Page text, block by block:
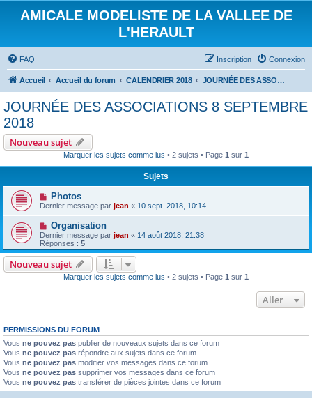
AMICALE MODELISTE DE LA VALLEE DE
L'HERAULT
FAQ Connexion
Inscription
Accueil Accueil du forum CALENDRIER 2018 JOURNÉE DES ASSOCIATIONS 8 SEPTEMBRE 2018
JOURNÉE DES ASSOCIATIONS 8 SEPTEMBRE
2018
Nouveau sujet
Marquer les sujets comme lus • 2 sujets • Page 1 sur 1
Sujets
Photos
Dernier message par jean « 10 sept. 2018, 10:14
Organisation
Dernier message par jean « 14 août 2018, 21:38
Réponses : 5
Nouveau sujet
Marquer les sujets comme lus • 2 sujets • Page 1 sur 1
Aller
PERMISSIONS DU FORUM
Vous ne pouvez pas publier de nouveaux sujets dans ce forum
Vous ne pouvez pas répondre aux sujets dans ce forum
Vous ne pouvez pas modifier vos messages dans ce forum
Vous ne pouvez pas supprimer vos messages dans ce forum
Vous ne pouvez pas transférer de pièces jointes dans ce forum